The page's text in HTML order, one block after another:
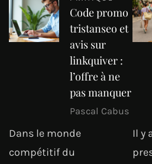
Code promo
tristanseo et
avis sur
linkquiver :
l’offre à ne
pas manquer
Pascal Cabus
Dans le monde
compétitif du
Il y